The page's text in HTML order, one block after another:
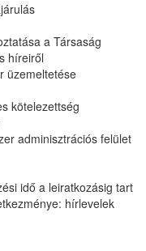
a Társaság
híreiről
üzemeltetése
kötelezettség
adminisztrációs felület
idő a leiratkozásig tart
hírlevelek